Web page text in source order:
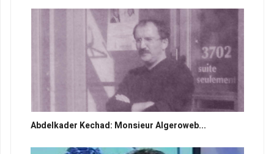
Abdelkader Kechad: Monsieur Algeroweb...